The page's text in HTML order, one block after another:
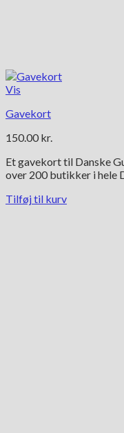
Vis
Gavekort
150.00 kr.
Et gavekort til Danske
over 200 butikker i hele
Tilføj til kurv